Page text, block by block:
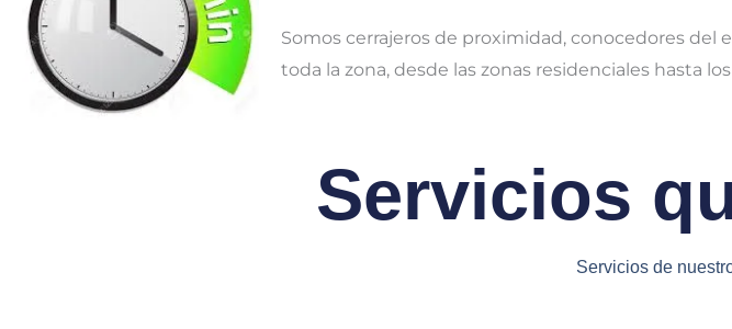
Somos cerrajeros de proximidad, conocedores del
toda la zona, desde las zonas residenciales hasta
Servicios
Servicios de